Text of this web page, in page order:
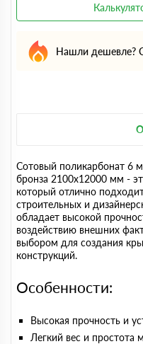
Нашли дешевле?
Сотовый поликарбонат
бронза 2100х12000 мм -
который отлично
строительных и
обладает высокой
воздействию внешних
выбором для создания
конструкций.
Особенности:
Высокая прочность и
Легкий вес и простота